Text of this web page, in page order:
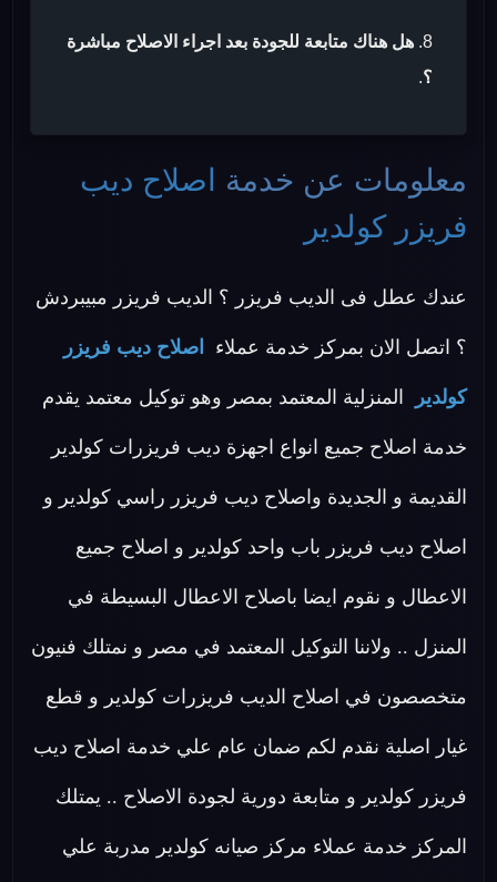
هل هناك متابعة للجودة بعد اجراء الاصلاح مباشرة
؟.
معلومات عن خدمة
اصلاح ديب
فريزر كولدير
عندك عطل فى الديب فريزر ؟ الديب فريزر مبيبردش
؟ اتصل الان بمركز خدمة عملاء اصلاح ديب فريزر
كولدير المنزلية المعتمد بمصر وهو توكيل معتمد يقدم
خدمة اصلاح جميع انواع اجهزة ديب فريزرات كولدير
القديمة و الجديدة واصلاح ديب فريزر راسي كولدير و
اصلاح ديب فريزر باب واحد كولدير و اصلاح جميع
الاعطال و نقوم ايضا باصلاح الاعطال البسيطة في
المنزل .. ولاننا التوكيل المعتمد في مصر و نمتلك فنيون
متخصصون في اصلاح الديب فريزرات كولدير و قطع
غيار اصلية نقدم لكم ضمان عام علي خدمة اصلاح ديب
فريزر كولدير و متابعة دورية لجودة الاصلاح .. يمتلك
المركز خدمة عملاء مركز صيانه كولدير مدربة علي